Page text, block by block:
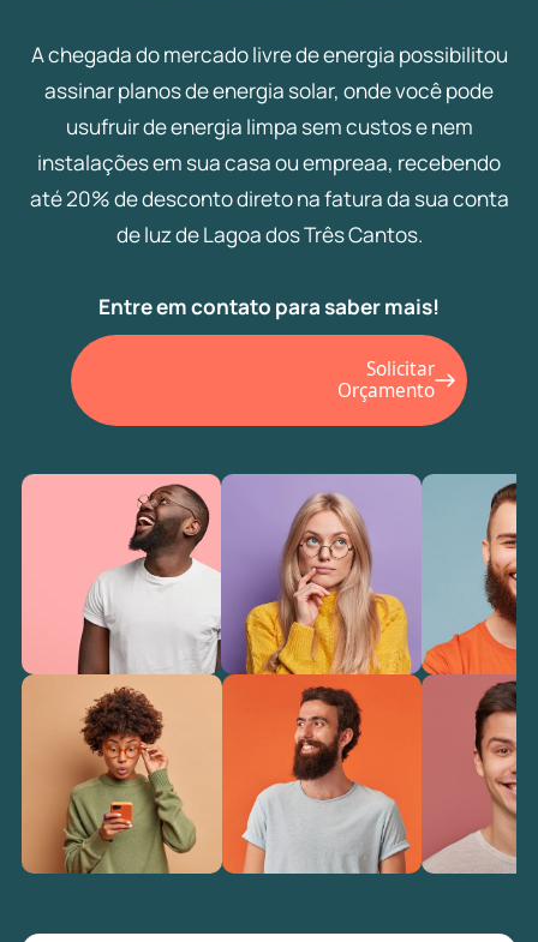
A chegada do mercado livre de energia possibilitou
assinar planos de energia solar, onde você pode
usufruir de energia limpa sem custos e nem
instalações em sua casa ou empreaa, recebendo
até 20% de desconto direto na fatura da sua conta
de luz de Lagoa dos Três Cantos.
Entre em contato para saber mais!
Solicitar
Orçamento